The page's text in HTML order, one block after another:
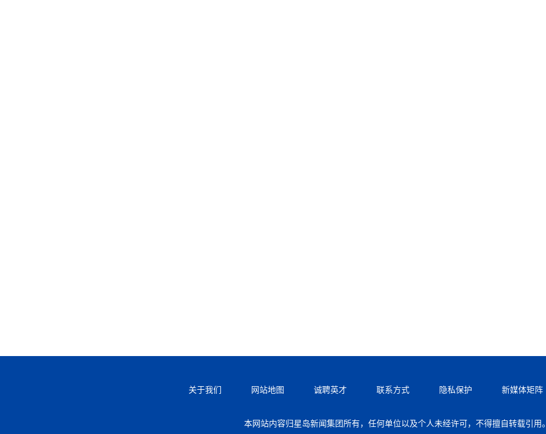
关于我们 网站地图 诚聘英才 联系方式 隐私保护 新媒体矩阵
本网站内容归星岛新闻集团所有，任何单位以及个人未经许可，不得擅自转载引用。